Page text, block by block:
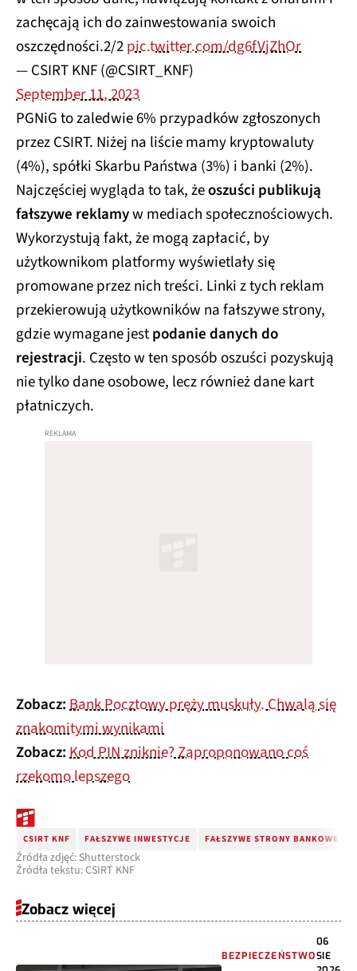
zachęcają ich do zainwestowania swoich
oszczędności.2/2pic.twitter.com/dg6fVjZhOr
— CSIRT KNF (@CSIRT_KNF)
September 11, 2023
PGNiG to zaledwie 6% przypadków zgłoszonych
przez CSIRT. Niżej na liście mamy kryptowaluty
(4%), spółki Skarbu Państwa (3%) i banki (2%).
Najczęściej wygląda to tak, żeoszuści publikują
fałszywe reklamyw mediach społecznościowych.
Wykorzystują fakt, że mogą zapłacić, by
użytkownikom platformy wyświetlały się
promowane przez nich treści. Linki z tych reklam
przekierowują użytkowników na fałszywe strony,
gdzie wymagane jestpodanie danych do
rejestracji. Często w ten sposób oszuści pozyskują
nie tylko dane osobowe, lecz również dane kart
płatniczych.
Zobacz:Bank Pocztowy pręży muskuły. Chwalą się
znakomitymi wynikami
Zobacz:Kod PIN zniknie? Zaproponowano coś
rzekomo lepszego
CSIRT KNF FAŁSZYWE INWESTYCJE FAŁSZYWE STRONY BANKOWE
Źródła zdjęć: Shutterstock
Źródła tekstu: CSIRT KNF
Zobacz więcej
BEZPIECZEŃSTWO
06
SIE